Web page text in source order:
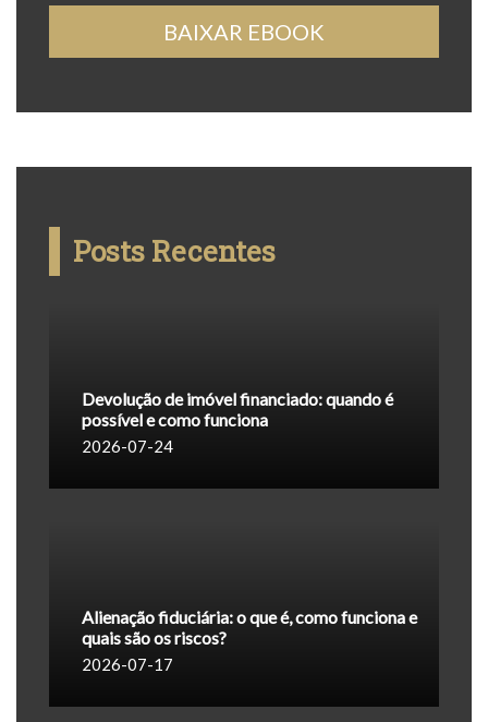
BAIXAR EBOOK
Posts Recentes
Devolução de imóvel financiado: quando é
possível e como funciona
2026-07-24
Alienação fiduciária: o que é, como funciona e
quais são os riscos?
2026-07-17